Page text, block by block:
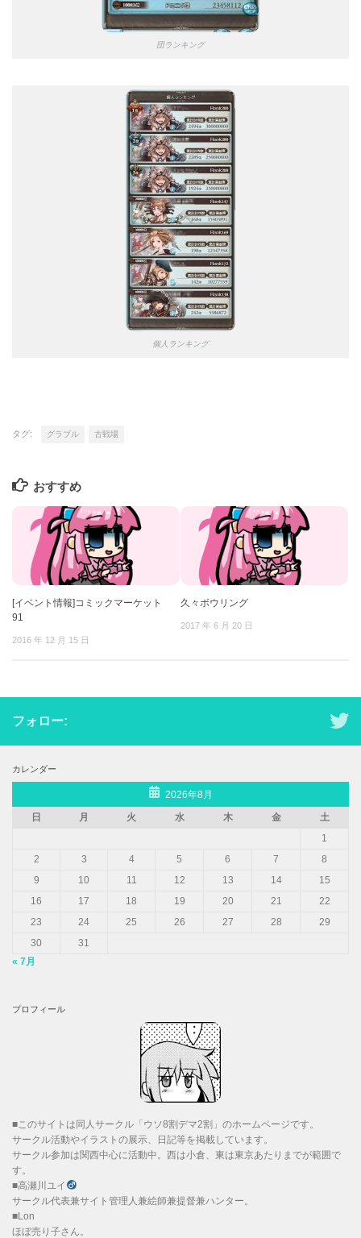
団ランキング
個人ランキング
タグ: グラブル 古戦場
おすすめ
[イベント情報]コミックマーケット
91
2016 年 12 月 15 日
久々ボウリング
2017 年 6 月 20 日
フォロー:
カレンダー
2026年8月
日
月 火 水 木 金
土
1
2
3 4 5 6 7
8
9
10 11 12 13 14
15
16
17 18 19 20 21
22
23
24 25 26 27 28
29
30
31
« 7月
プロフィール
■このサイトは同人サークル「ウソ8割デマ2割」のホームページです。
サークル活動やイラストの展示、日記等を掲載しています。
サークル参加は関西中心に活動中。西は小倉、東は東京あたりまでが範囲で
す。
■高瀬川ユイ
サークル代表兼サイト管理人兼絵師兼提督兼ハンター。
■Lon
ほぼ売り子さん。